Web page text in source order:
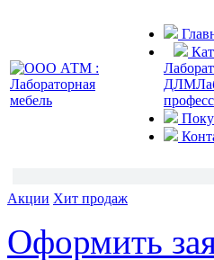
ДЛМ
Акции Хит продаж
Оформить